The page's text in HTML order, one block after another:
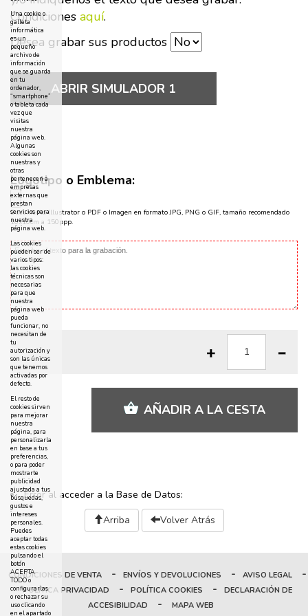
Condiciones aquí.
Desea grabar sus productos
ABRIR SIMULADOR 1
Logotipo o Emblema:
Documento Illustrator o PDF o Imagen en formato JPG, PNG o GIF, tamaño recomendado
10x10cm a 150ppp.
AÑADIR A LA CESTA
Error al acceder a la Base de Datos:
Arriba
Volver Atrás
CONDICIONES DE VENTA - ENVÍOS Y DEVOLUCIONES - AVISO LEGAL -
POLÍTICA PRIVACIDAD - POLÍTICA COOKIES -
DECLARACIÓN DE
ACCESIBILIDAD
- MAPA WEB
Una cookie o
galleta
informática
es un
pequeño
archivo de
información
que se guarda
en tu
ordenador,
“smartphone”
o tableta cada
vez que
visitas
nuestra
página web.
Algunas
cookies son
nuestras y
otras
pertenecen a
empresas
externas que
prestan
servicios para
nuestra
página web.
Las cookies
pueden ser de
varios tipos:
las cookies
técnicas son
necesarias
para que
nuestra
página web
pueda
funcionar, no
necesitan de
tu
autorización y
son las únicas
que tenemos
activadas por
defecto.
El resto de
cookies sirven
para mejorar
nuestra
página, para
personalizarla
en base a tus
preferencias,
o para poder
mostrarte
publicidad
ajustada a tus
búsquedas,
gustos e
intereses
personales.
Puedes
aceptar todas
estas cookies
pulsando el
botón
ACEPTA
TODO o
configurarlas
o rechazar su
uso clicando
en el apartado